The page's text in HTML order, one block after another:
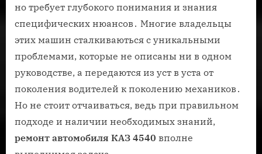
но требует глубокого понимания и знания
специфических нюансов․ Многие владельцы
этих машин сталкиваються с уникальными
проблемами, которые не описаны ни в одном
руководстве, а передаются из уст в уста от
поколения водителей к поколению механиков․
Но не стоит отчаиваться, ведь при правильном
подходе и наличии необходимых знаний,
ремонт автомобиля КАЗ 4540 вполне